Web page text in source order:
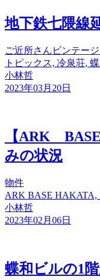
地下鉄七隈線
ご近所さん ビンテー
トピックス, 冷泉荘,
小林哲
2023年03月20日
【ARK
みの状況
物件
ARK BASE HAKATA,
小林哲
2023年02月06日
蝶和ビルの1